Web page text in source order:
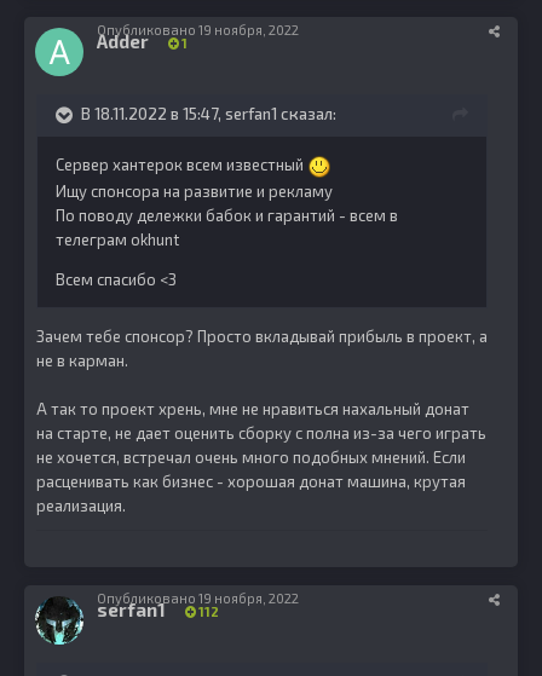
Adder 1
Опубликовано 19 ноября, 2022
В 18.11.2022 в 15:47, serfan1 сказал:
Сервер хантерок всем известный
Ищу спонсора на развитие и рекламу
По поводу дележки бабок и гарантий - всем в
телеграм okhunt
Всем спасибо <3
Зачем тебе спонсор? Просто вкладывай прибыль в проект, а
не в карман.
А так то проект хрень, мне не нравиться нахальный донат
на старте, не дает оценить сборку с полна из-за чего играть
не хочется, встречал очень много подобных мнений. Если
расценивать как бизнес - хорошая донат машина, крутая
реализация.
serfan1 112
Опубликовано 19 ноября, 2022